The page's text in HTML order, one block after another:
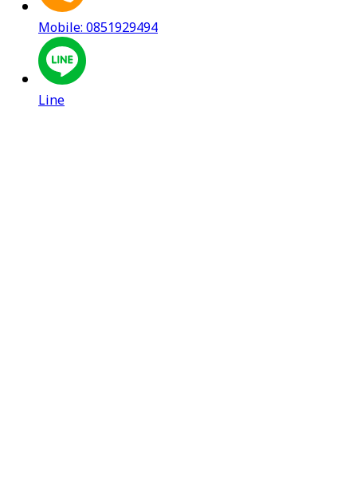
Mobile: 0851929494
Line